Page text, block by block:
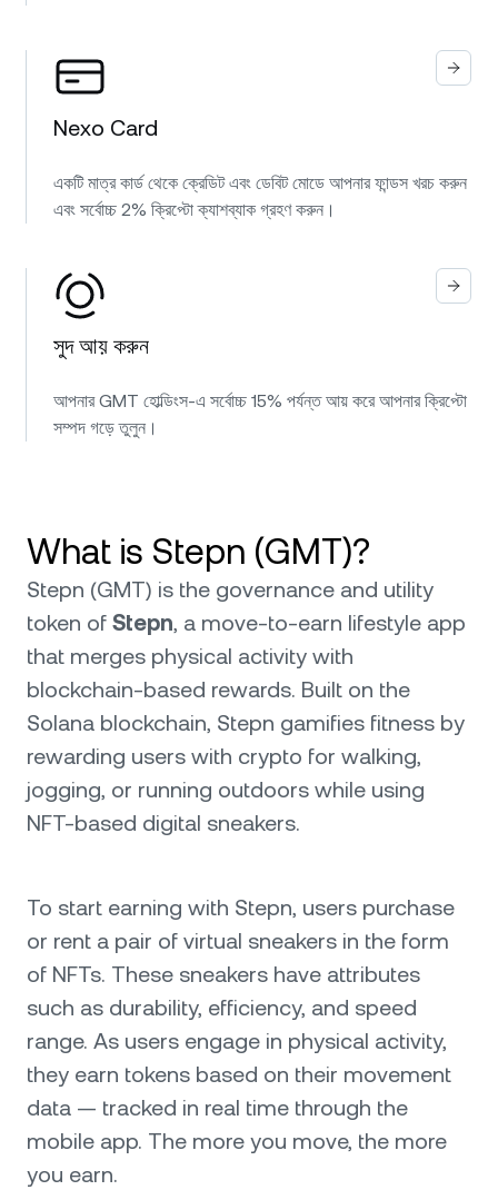
Nexo Card
একটি মাত্র কার্ড থেকে ক্রেডিট এবং ডেবিট মোডে আপনার ফান্ডস খরচ করুন
এবং সর্বোচ্চ 2% ক্রিপ্টো ক্যাশব্যাক গ্রহণ করুন।
সুদ আয় করুন
আপনার GMT হোল্ডিংস-এ সর্বোচ্চ 15% পর্যন্ত আয় করে আপনার ক্রিপ্টো
সম্পদ গড়ে তুলুন।
What is Stepn (GMT)?
Stepn (GMT) is the governance and utility
token of Stepn, a move-to-earn lifestyle app
that merges physical activity with
blockchain-based rewards. Built on the
Solana blockchain, Stepn gamifies fitness by
rewarding users with crypto for walking,
jogging, or running outdoors while using
NFT-based digital sneakers.
To start earning with Stepn, users purchase
or rent a pair of virtual sneakers in the form
of NFTs. These sneakers have attributes
such as durability, efficiency, and speed
range. As users engage in physical activity,
they earn tokens based on their movement
data — tracked in real time through the
mobile app. The more you move, the more
you earn.